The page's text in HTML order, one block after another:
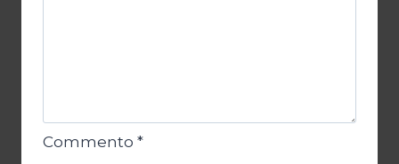
Commento *